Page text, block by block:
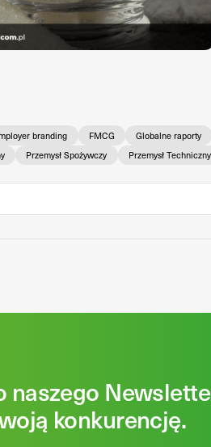
branding FMCG Globalne raporty
Przemysł Spożywczy Przemysł Techniczny
naszego
konkurencję.